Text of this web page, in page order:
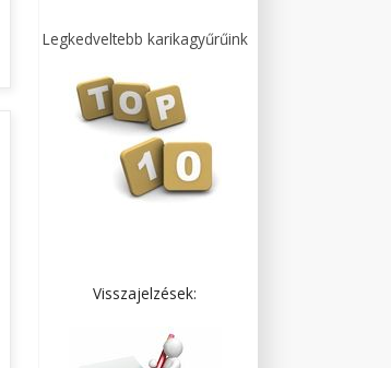
Legkedveltebb karikagyűrűink
Visszajelzések: